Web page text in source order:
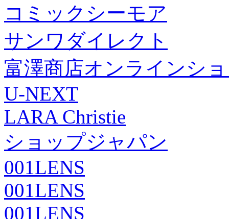
コミックシーモア
サンワダイレクト
富澤商店オンラインシ
U-NEXT
LARA Christie
ショップジャパン
001LENS
001LENS
001LENS